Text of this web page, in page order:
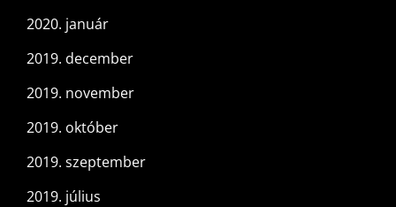
2020. január
2019. december
2019. november
2019. október
2019. szeptember
2019. július